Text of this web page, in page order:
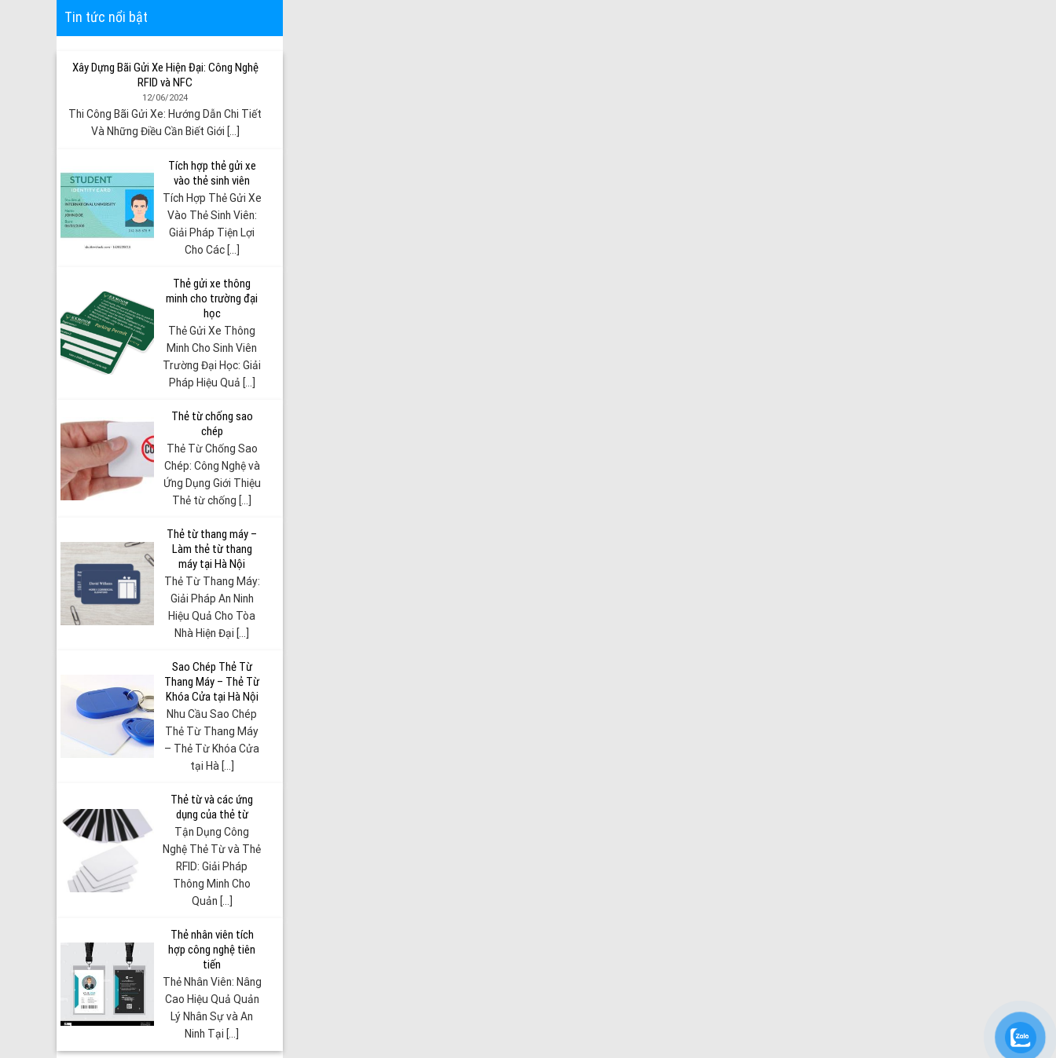
Tin tức nổi bật
Xây Dựng Bãi Gửi Xe Hiện Đại: Công Nghệ
RFID và NFC
12/06/2024
Thi Công Bãi Gửi Xe: Hướng Dẫn Chi Tiết
Và Những Điều Cần Biết Giới [...]
Tích hợp thẻ gửi xe
vào thẻ sinh viên
Tích Hợp Thẻ Gửi Xe
Vào Thẻ Sinh Viên:
Giải Pháp Tiện Lợi
Cho Các [...]
Thẻ gửi xe thông
minh cho trường đại
học
Thẻ Gửi Xe Thông
Minh Cho Sinh Viên
Trường Đại Học: Giải
Pháp Hiệu Quả [...]
Thẻ từ chống sao
chép
Thẻ Từ Chống Sao
Chép: Công Nghệ và
Ứng Dụng Giới Thiệu
Thẻ từ chống [...]
Thẻ từ thang máy –
Làm thẻ từ thang
máy tại Hà Nội
Thẻ Từ Thang Máy:
Giải Pháp An Ninh
Hiệu Quả Cho Tòa
Nhà Hiện Đại [...]
Sao Chép Thẻ Từ
Thang Máy – Thẻ Từ
Khóa Cửa tại Hà Nội
Nhu Cầu Sao Chép
Thẻ Từ Thang Máy
– Thẻ Từ Khóa Cửa
tại Hà [...]
Thẻ từ và các ứng
dụng của thẻ từ
Tận Dụng Công
Nghệ Thẻ Từ và Thẻ
RFID: Giải Pháp
Thông Minh Cho
Quản [...]
Thẻ nhân viên tích
hợp công nghệ tiên
tiến
Thẻ Nhân Viên: Nâng
Cao Hiệu Quả Quản
Lý Nhân Sự và An
Ninh Tại [...]